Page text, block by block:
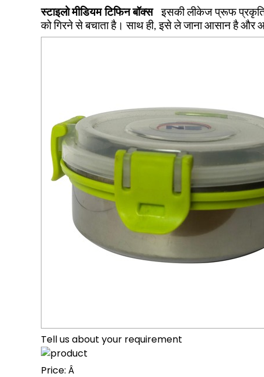
स्टाइलो मीडियम टिफिन बॉक्स
इसकी लीकेज प्रूफ प्रकृति
को गिरने से बचाता है। साथ ही, इसे ले जाना आसान है और
Tell us about your requirement
Price: Â